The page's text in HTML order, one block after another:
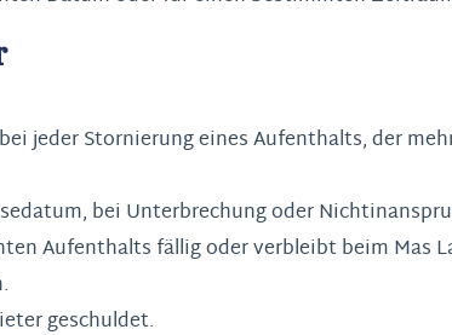
jeder Stornierung eines Aufenthalts, der
bei Unterbrechung oder
Aufenthalts fällig oder verbleibt beim Mas
geschuldet.